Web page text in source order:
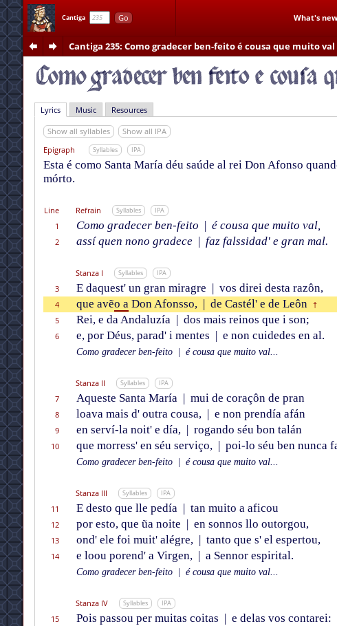
Cantiga Go What's
Cantiga 235: Como gradecer ben-feito é cousa que muito val
Lyrics Music Resources
Show all syllables
Show all IPA
Epigraph
Syllables IPA
Esta é como Santa María déu saúde al rei Don Afonso
mórto.
Line Refrain Syllables IPA
1
Como gradecer ben-feito | é cousa que muito val,
2
assí quen nono gradece | faz falssidad' e gran mal.
Stanza I Syllables IPA
3 E daquest' un gran miragre | vos direi desta razôn,
4
que avẽo aDon Afonsso, | de Castél' e de Leôn †
5
Rei, e da Andaluzía | dos mais reinos que i son;
6
e, por Déus, parad' i mentes | e non cuidedes en al.
Como gradecer ben-feito
é cousa que muito val...
Stanza II Syllables IPA
7 Aqueste Santa María | mui de coraçôn de pran
8
loava mais d' outra cousa, | e non prendía afán
9
en serví-la noit' e día, | rogando séu bon talán
10
que morress' en séu serviço, | poi-lo séu ben nunca
Como gradecer ben-feito
é cousa que muito val...
Stanza III Syllables IPA
11 E desto que lle pedía | tan muito a aficou
12
por esto, que ũa noite | en sonnos llo outorgou,
13
ond' ele foi muit' alégre, | tanto que s' el espertou,
14
e loou porend' a Virgen, | a Sennor espirital.
Como gradecer ben-feito
é cousa que muito val...
Stanza IV Syllables IPA
15 Pois passou per muitas coitas | e delas vos contarei: